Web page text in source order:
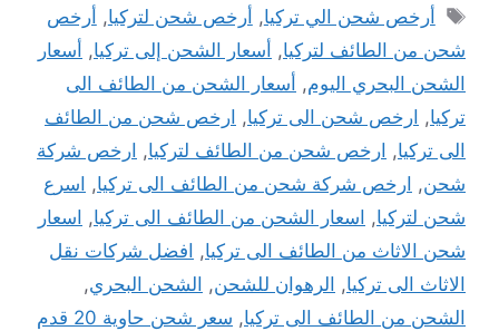
الوسوم
أرخص شحن الي تركيا, أرخص شحن لتركيا, أرخص
شحن من الطائف لتركيا, أسعار الشحن إلى تركيا, أسعار
الشحن البحري اليوم, أسعار الشحن من الطائف الى
تركيا, ارخص شحن الى تركيا, ارخص شحن من الطائف
الى تركيا, ارخص شحن من الطائف لتركيا, ارخص شركة
شحن, ارخص شركة شحن من الطائف الى تركيا, اسرع
شحن لتركيا, اسعار الشحن من الطائف الى تركيا, اسعار
شحن الاثاث من الطائف الى تركيا, افضل شركات نقل
الاثاث الى تركيا, الرهوان للشحن, الشحن البحري,
الشحن من الطائف الى تركيا,
سعر شحن حاوية 20 قدم